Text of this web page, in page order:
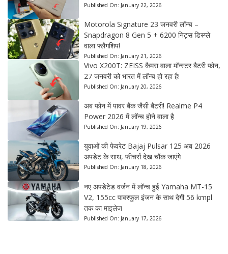
Published On: January 22, 2026
Motorola Signature 23 जनवरी लॉन्च –
Snapdragon 8 Gen 5 + 6200 निट्स डिस्प्ले
वाला फ्लैगशिप!
Published On: January 21, 2026
Vivo X200T: ZEISS कैमरा वाला मॉन्स्टर बैटरी फोन,
27 जनवरी को भारत में लॉन्च हो रहा है!
Published On: January 20, 2026
अब फोन में पावर बैंक जैसी बैटरी! Realme P4
Power 2026 में लॉन्च होने वाला है
Published On: January 19, 2026
युवाओं की फेवरेट Bajaj Pulsar 125 अब 2026
अपडेट के साथ, फीचर्स देख चौंक जाएंगे
Published On: January 18, 2026
नए अपडेटेड वर्जन में लॉन्च हुई Yamaha MT-15
V2, 155cc पावरफुल इंजन के साथ देगी 56 kmpl
तक का माइलेज
Published On: January 17, 2026